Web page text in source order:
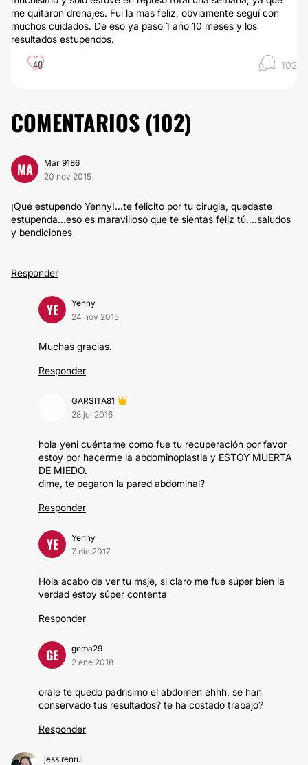
me quitaron drenajes. Fui la mas feliz, obviamente seguí con
muchos cuidados. De eso ya paso 1 año 10 meses y los
resultados estupendos.
40 102
COMENTARIOS (102)
MA
Mar_9186
20 nov 2015
¡Qué estupendo Yenny!...te felicito por tu cirugia, quedaste
estupenda...eso es maravilloso que te sientas feliz tú....saludos
y bendiciones
Responder
YE
Yenny
24 nov 2015
Muchas gracias.
Responder
GARSITA81
28 jul 2016
hola yeni cuéntame como fue tu recuperación por favor
estoy por hacerme la abdominoplastia y ESTOY MUERTA
DE MIEDO.
dime, te pegaron la pared abdominal?
Responder
YE
Yenny
7 dic 2017
Hola acabo de ver tu msje, si claro me fue súper bien la
verdad estoy súper contenta
Responder
GE
gema29
2 ene 2018
orale te quedo padrisimo el abdomen ehhh, se han
conservado tus resultados? te ha costado trabajo?
Responder
jessirenrui